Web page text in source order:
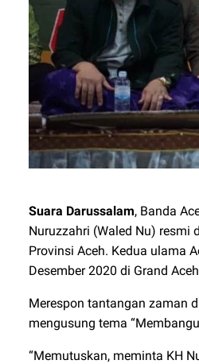
Suara Darussalam, Banda
Nuruzzahri (Waled Nu) resmi
Provinsi Aceh. Kedua ulama
Desember 2020 di Grand
Merespon tantangan zaman
mengusung tema
“Memutuskan, meminta KH